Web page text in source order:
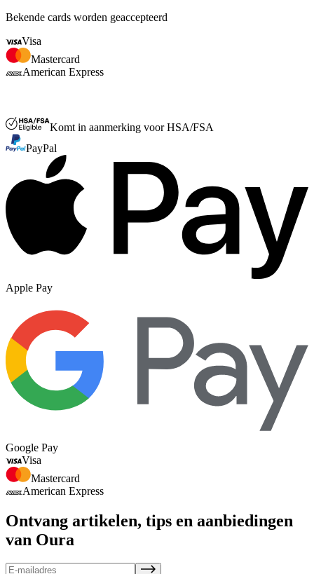
Bekende cards worden geaccepteerd
Visa
Mastercard
American Express
Komt in aanmerking voor HSA/FSA
PayPal
Apple Pay
Google Pay
Visa
Mastercard
American Express
Ontvang artikelen, tips en aanbiedingen
van Oura